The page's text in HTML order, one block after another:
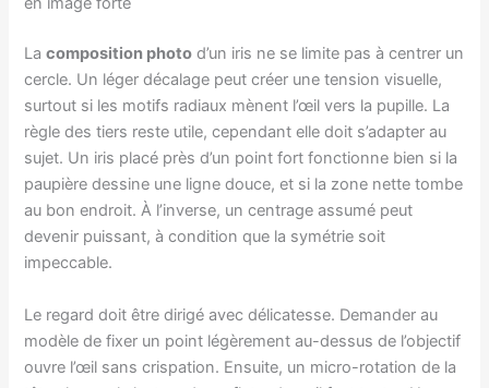
Lacomposition photo d’un iris ne se limite pas à centrer un
cercle. Un léger décalage peut créer une tension visuelle,
surtout si les motifs radiaux mènent l’œil vers la pupille. La
règle des tiers reste utile, cependant elle doit s’adapter au
sujet. Un iris placé près d’un point fort fonctionne bien si la
paupière dessine une ligne douce, et si la zone nette tombe
au bon endroit. À l’inverse, un centrage assumé peut
devenir puissant, à condition que la symétrie soit
impeccable.
Le regard doit être dirigé avec délicatesse. Demander au
modèle de fixer un point légèrement au-dessus de l’objectif
ouvre l’œil sans crispation. Ensuite, un micro-rotation de la